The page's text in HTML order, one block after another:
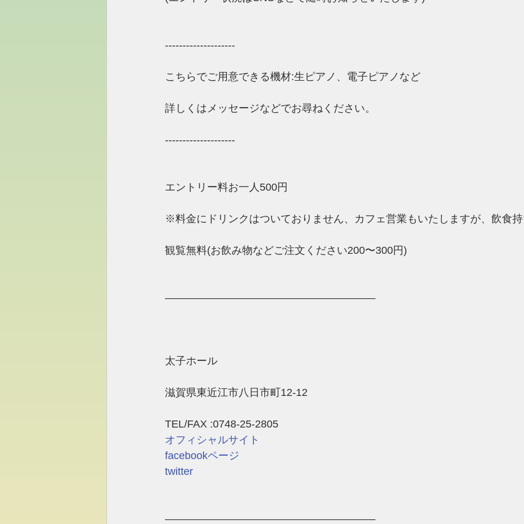
​--------------------
​こちらでご用意できる機材:生ピアノ、電子ピアノ​など
詳しくはメッセージなどでお尋ねください。
​--------------------
エントリー料お一人500円
※料金にドリンクはついておりません、カフェ営業もいたしますが、飲食
観覧無料(お飲み物などご注文ください200〜300円)
――――――――――――――――――――
太子ホール
滋賀県東近江市八日市町12-12
TEL/FAX :0748-25-2805
オフィシャルサイト
facebookページ
twitter
――――――――――――――――――――